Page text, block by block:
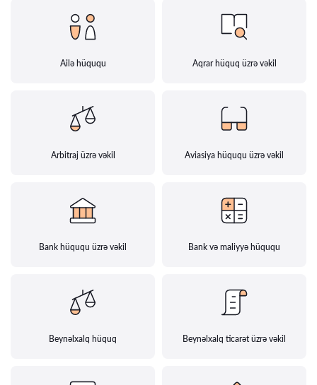
Ailə hüququ Aqrar hüquq üzrə vəkil
Arbitraj üzrə vəkil Aviasiya hüququ üzrə vəkil
Bank hüququ üzrə vəkil Bank və maliyyə hüququ
Beynəlxalq hüquq Beynəlxalq ticarət üzrə vəkil